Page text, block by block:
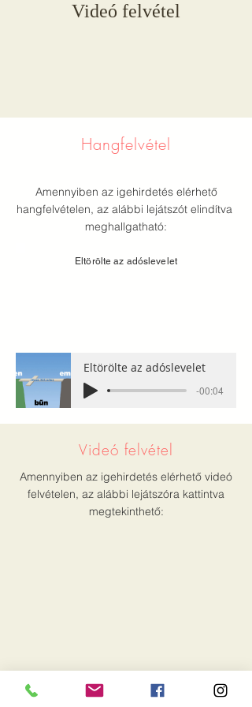
Videó felvétel
Hangfelvétel
Amennyiben az igehirdetés elérhető
hangfelvételen, az alábbi lejátszót elindítva
meghallgatható:
Eltörölte az adóslevelet
Eltörölte az adóslevelet
-00:04
Videó felvétel
Amennyiben az igehirdetés elérhető videó
felvételen, az alábbi lejátszóra kattintva
megtekinthető: